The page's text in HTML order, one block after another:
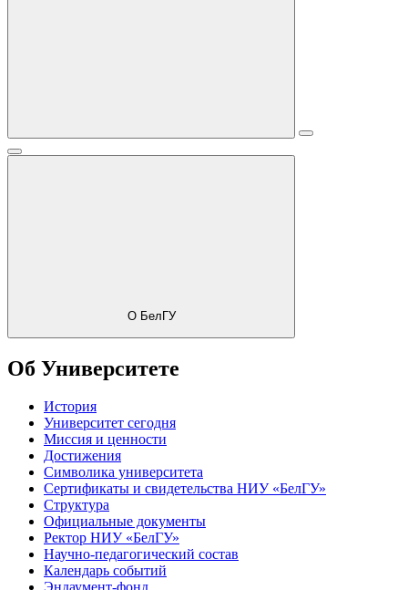
О БелГУ
Об Университете
История
Университет сегодня
Миссия и ценности
Достижения
Символика университета
Сертификаты и свидетельства НИУ «БелГУ»
Структура
Официальные документы
Ректор НИУ «БелГУ»
Научно-педагогический состав
Календарь событий